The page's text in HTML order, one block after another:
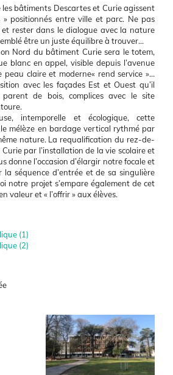
bâtiments Descartes et Curie agissent
» positionnés entre ville et parc. Ne pas
et rester dans le dialogue avec la nature
être un juste équilibre à trouver…
Nord du bâtiment Curie sera le totem,
blanc en appel, visible depuis l’avenue
claire et moderne« rend service »…
avec les façades Est et Ouest qu’il
parent de bois, complices avec le site
intemporelle et écologique, cette
mélèze en bardage vertical rythmé par
nature. La requalification du rez-de-
par l’installation de la vie scolaire et
donne l’occasion d’élargir notre focale et
séquence d’entrée et de sa singulière
notre projet s’empare également de cet
valeur et « l’offrir » aux élèves.
(1)
(2)